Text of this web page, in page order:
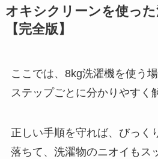
オキシクリーンを使っ
【完全版】
ここでは、8kg洗濯機を使う
ステップごとに分かりやすく
正しい手順を守れば、びっく
落ちて、洗濯物のニオイもス